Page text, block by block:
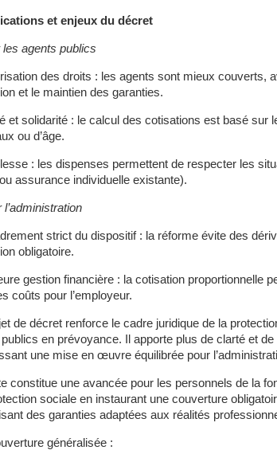
et enjeux du décret
les agents publics
des droits : les agents sont mieux couverts,
et le maintien des garanties.
et solidarité : le calcul des cotisations est basé sur
ou d’âge.
: les dispenses permettent de respecter les
assurance individuelle existante).
l’administration
strict du dispositif : la réforme évite des
obligatoire.
gestion financière : la cotisation proportionnelle
coûts pour l’employeur.
de décret renforce le cadre juridique de la
en prévoyance. Il apporte plus de clarté et
une mise en œuvre équilibrée pour
constitue une avancée pour les personnels de la
sociale en instaurant une couverture
des garanties adaptées aux réalités
généralisée :